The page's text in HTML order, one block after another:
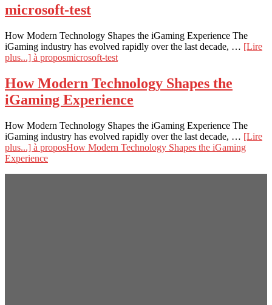
microsoft-test
How Modern Technology Shapes the iGaming Experience The
iGaming industry has evolved rapidly over the last decade, … [Lire
plus...] à proposmicrosoft-test
How Modern Technology Shapes the
iGaming Experience
How Modern Technology Shapes the iGaming Experience The
iGaming industry has evolved rapidly over the last decade, … [Lire
plus...] à proposHow Modern Technology Shapes the iGaming
Experience